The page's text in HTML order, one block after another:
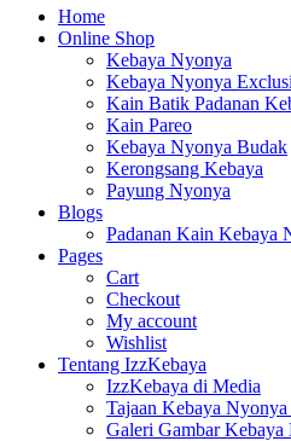
Home
Online Shop
Kebaya Nyonya
Kebaya Nyonya
Kain Batik Padanan
Kain Pareo
Kebaya Nyonya Budak
Kerongsang Kebaya
Payung Nyonya
Blogs
Padanan Kain Kebaya
Pages
Cart
Checkout
My account
Wishlist
Tentang IzzKebaya
IzzKebaya di Media
Tajaan Kebaya
Galeri Gambar